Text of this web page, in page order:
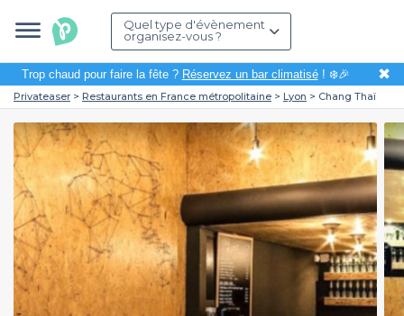
Quel type d'évènement
organisez-vous ?
Trop chaud pour faire la fête ? Réservez un bar climatisé! ❄️🎉 ✖
Privateaser Restaurants en France métropolitaine Lyon Chang Thaï